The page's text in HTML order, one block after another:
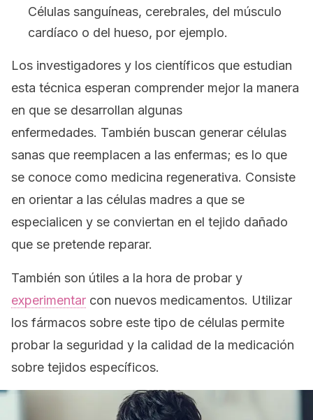
Células sanguíneas, cerebrales, del músculo
cardíaco o del hueso, por ejemplo.
Los investigadores y los científicos que estudian
esta técnica esperan comprender mejor la manera
en que se desarrollan algunas
enfermedades. También buscan generar células
sanas que reemplacen a las enfermas; es lo que
se conoce como medicina regenerativa. Consiste
en orientar a las células madres a que se
especialicen y se conviertan en el tejido dañado
que se pretende reparar.
También son útiles a la hora de probar y
experimentar con nuevos medicamentos. Utilizar
los fármacos sobre este tipo de células permite
probar la seguridad y la calidad de la medicación
sobre tejidos específicos.